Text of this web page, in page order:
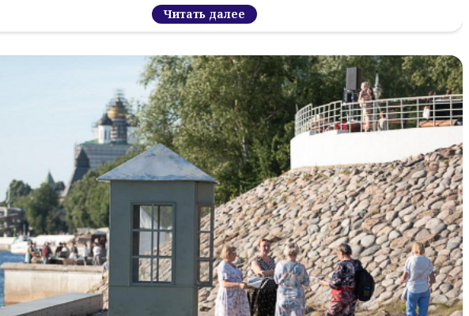
Читать далее